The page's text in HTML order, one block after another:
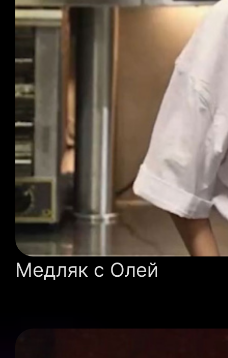
Медляк с Олей